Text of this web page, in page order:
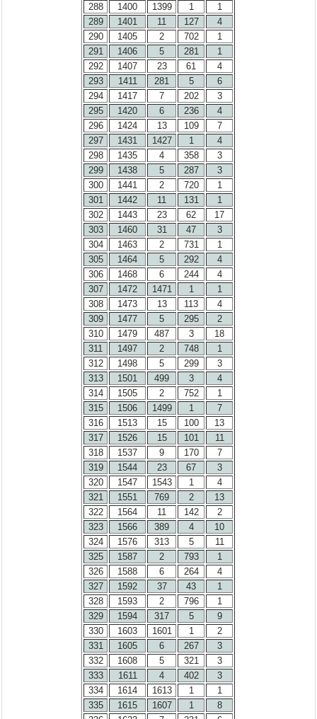
288
1400 1399 1
1
289
1401 11 127
4
290
1405 2 702
1
291
1406 5 281
1
292
1407 23 61
4
293
1411 281 5
6
294
1417 7 202
3
295
1420 6 236
4
296
1424 13 109
7
297
1431 1427 1
4
298
1435 4 358
3
299
1438 5 287
3
300
1441 2 720
1
301
1442 11 131
1
302
1443 23 62
17
303
1460 31 47
3
304
1463 2 731
1
305
1464 5 292
4
306
1468 6 244
4
307
1472 1471 1
1
308
1473 13 113
4
309
1477 5 295
2
310
1479 487 3
18
311
1497 2 748
1
312
1498 5 299
3
313
1501 499 3
4
314
1505 2 752
1
315
1506 1499 1
7
316
1513 15 100
13
317
1526 15 101
11
318
1537 9 170
7
319
1544 23 67
3
320
1547 1543 1
4
321
1551 769 2
13
322
1564 11 142
2
323
1566 389 4
10
324
1576 313 5
11
325
1587 2 793
1
326
1588 6 264
4
327
1592 37 43
1
328
1593 2 796
1
329
1594 317 5
9
330
1603 1601 1
2
331
1605 6 267
3
332
1608 5 321
3
333
1611 4 402
3
334
1614 1613 1
1
335
1615 1607 1
8